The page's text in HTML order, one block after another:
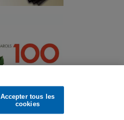
Accepter tous les
cookies